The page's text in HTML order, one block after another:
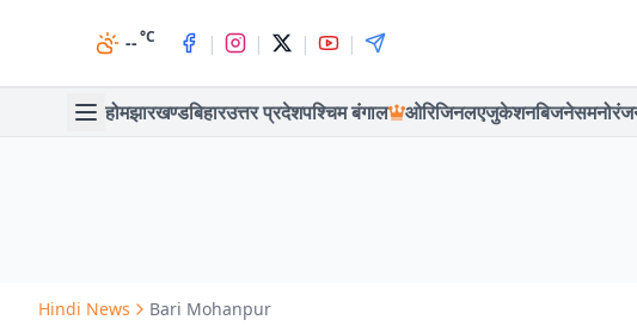
--°C | | | |
होमझारखण्डबिहारउत्तर प्रदेशपश्चिम बंगाल ओरिजिनलएजुकेशनबिजनेस
Hindi News Bari Mohanpur